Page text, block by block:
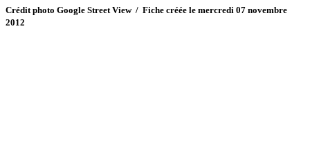
Crédit photo Google Street View / Fiche créée le mercredi 07 novembre
2012